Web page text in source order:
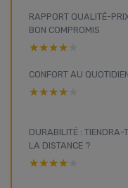
RAPPORT QUALITÉ-
BON COMPROMIS
★★★★★
★★★★★
CONFORT AU
★★★★★
★★★★★
DURABILITÉ : TIENDRA-
LA DISTANCE ?
★★★★★
★★★★★